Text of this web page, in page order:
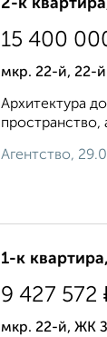
2-к
15 400
мкр. 22-й, 22-
Архитектура
Агентство,
1-к
9 427 572
мкр. 22-й, ЖК